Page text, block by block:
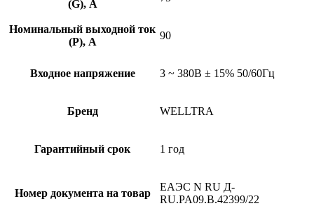
(G), A
Номинальный выходной ток
(P), A
90
Входное напряжение 3 ~ 380B ± 15% 50/60Гц
Бренд WELLTRA
Гарантийный срок 1 год
Номер документа на товар
ЕАЭС N RU Д-
RU.PA09.B.42399/22